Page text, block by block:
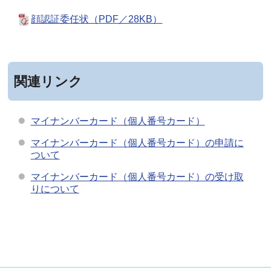
顔認証委任状（PDF／28KB）
関連リンク
マイナンバーカード（個人番号カード）
マイナンバーカード（個人番号カード）の申請に
ついて
マイナンバーカード（個人番号カード）の受け取
りについて